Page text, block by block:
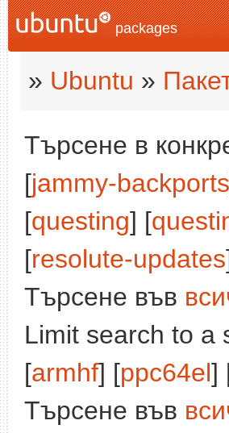
packages
» Ubuntu »
Търсене в
[jammy-backports
[questing] [
[resolute-updates
Търсене във
Limit search to a
[armhf] [ppc64el]
Търсене във